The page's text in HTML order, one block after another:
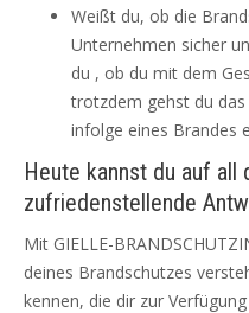
Weißt du, ob die
Unternehmen sicher
du , ob du mit dem
trotzdem gehst du das
infolge eines Brandes
Heute kannst du auf all
zufriedenstellende
Mit GIELLE-
deines Brandschutzes
kennen, die dir zur